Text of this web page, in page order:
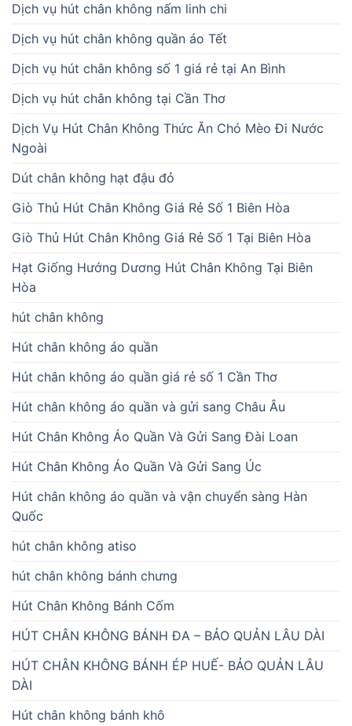
Dịch vụ hút chân không nấm linh chi
Dịch vụ hút chân không quần áo Tết
Dịch vụ hút chân không số 1 giá rẻ tại An Bình
Dịch vụ hút chân không tại Cần Thơ
Dịch Vụ Hút Chân Không Thức Ăn Chó Mèo Đi Nước
Ngoài
Dút chân không hạt đậu đỏ
Giò Thủ Hút Chân Không Giá Rẻ Số 1 Biên Hòa
Giò Thủ Hút Chân Không Giá Rẻ Số 1 Tại Biên Hòa
Hạt Giống Hướng Dương Hút Chân Không Tại Biên
Hòa
hút chân không
Hút chân không áo quần
Hút chân không áo quần giá rẻ số 1 Cần Thơ
Hút chân không áo quần và gửi sang Châu Âu
Hút Chân Không Áo Quần Và Gửi Sang Đài Loan
Hút Chân Không Áo Quần Và Gửi Sang Úc
Hút chân không áo quần và vận chuyển sàng Hàn
Quốc
hút chân không atiso
hút chân không bánh chưng
Hút Chân Không Bánh Cốm
HÚT CHÂN KHÔNG BÁNH ĐA – BẢO QUẢN LÂU DÀI
HÚT CHÂN KHÔNG BÁNH ÉP HUẾ- BẢO QUẢN LÂU
DÀI
Hút chân không bánh khô